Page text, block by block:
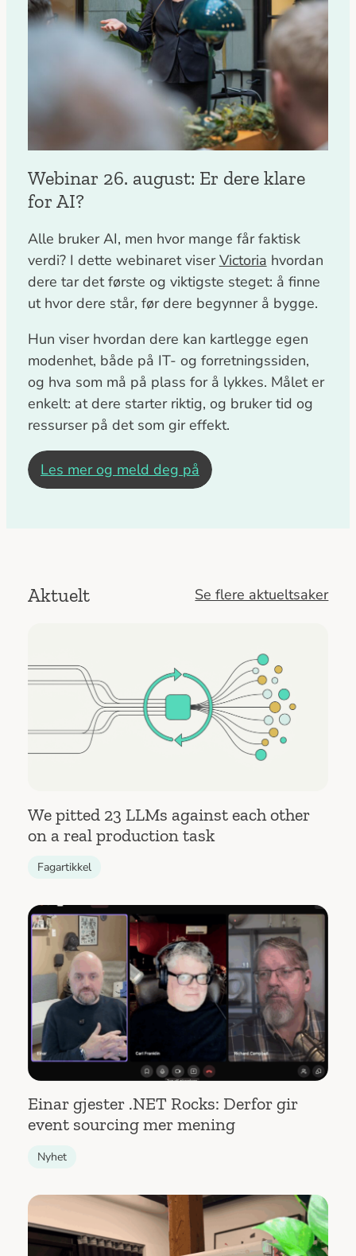
Webinar 26. august: Er dere klare
for AI?
Alle bruker AI, men hvor mange får faktisk
verdi? I dette webinaret viserVictoria hvordan
dere tar det første og viktigste steget: å finne
ut hvor dere står, før dere begynner å bygge.
Hun viser hvordan dere kan kartlegge egen
modenhet, både på IT- og forretningssiden,
og hva som må på plass for å lykkes. Målet er
enkelt: at dere starter riktig, og bruker tid og
ressurser på det som gir effekt.
Les mer og meld deg på
Aktuelt Se flere aktueltsaker
We pitted 23 LLMs against each other
on a real production task
Fagartikkel
Einar gjester .NET Rocks: Derfor gir
event sourcing mer mening
Nyhet